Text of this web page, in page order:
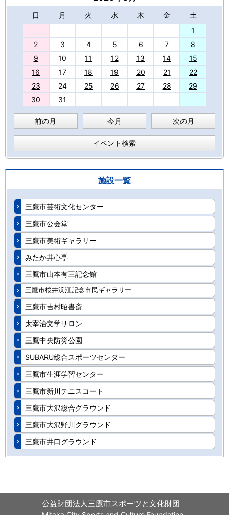
日 月 火 水 木 金
土
1
2
3 4 5 6 7
8
9
10 11 12 13 14
15
16
17 18 19 20 21
22
23
24 25 26 27 28
29
30
31
前の月 今月 次の月
イベント検索
施設一覧
三鷹市芸術文化センター
三鷹市公会堂
三鷹市美術ギャラリー
みたか井心亭
三鷹市山本有三記念館
三鷹市桜井浜江記念市民ギャラリー
三鷹市吉村昭書斎
太宰治文学サロン
三鷹中央防災公園
SUBARU総合スポーツセンター
三鷹市生涯学習センター
三鷹市新川テニスコート
三鷹市大沢総合グラウンド
三鷹市大沢野川グラウンド
三鷹市井口グラウンド
公益財団法人三鷹市スポーツと文化財団